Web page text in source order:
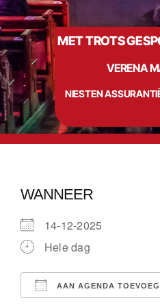
MET TROTS
VERENA
NIESTEN
Info
Contact
WANNEER
14-12-2025
Hele dag
AAN AGENDA